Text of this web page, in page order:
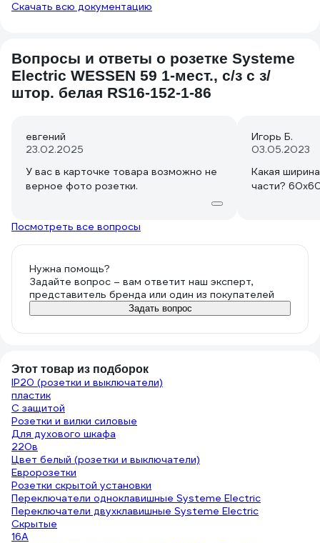
Скачать всю документацию
Вопросы и ответы о розетке Systeme
Electric WESSEN 59 1-мест., с/з с з/
штор. белая RS16-152-1-86
евгений
23.02.2025
У вас в карточке товара возможно не
Игорь Б.
03.05.2023
Какая
части?
Посмотреть все вопросы
Нужна помощь?
Задайте вопрос – вам ответит наш эксперт,
представитель бренда или один из покупателей
Задать вопрос
Этот товар из подборок
IP20 (розетки и выключатели)
пластик
С защитой
Розетки и вилки силовые
Для духового шкафа
220в
Цвет белый (розетки и выключатели)
Евророзетки
Розетки скрытой установки
Переключатели одноклавишные Systeme Electric
Переключатели двухклавишные Systeme Electric
Скрытые
16А